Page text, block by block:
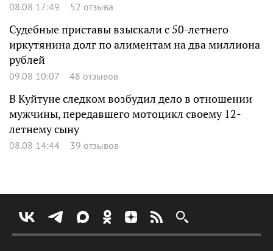
08.08 17:49 52 отзыва
Судебные приставы взыскали с 50-летнего
иркутянина долг по алиментам на два миллиона
рублей
09.08 10:07 48 отзывов
В Куйтуне следком возбудил дело в отношении
мужчины, передавшего мотоцикл своему 12-
летнему сыну
08.08 14:44 39 отзывов